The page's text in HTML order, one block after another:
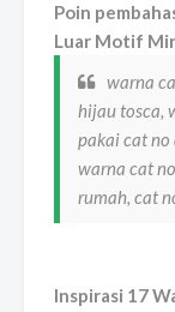
Poin
Luar Motif
warna
hijau tosca,
pakai cat no
warna cat
rumah, cat
Inspirasi 17